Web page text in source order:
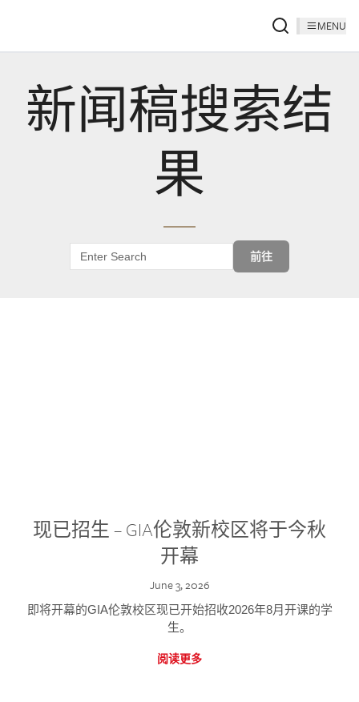
MENU
新闻稿搜索结
果
前往
现已招生 – GIA伦敦新校区将于今秋
开幕
June 3, 2026
即将开幕的GIA伦敦校区现已开始招收2026年8月开课的学
生。
阅读更多